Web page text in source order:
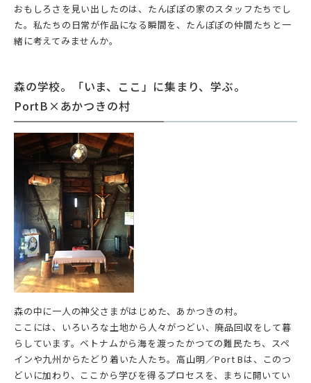
おもしろさを見い出したのは、たんぽぽの家のスタッフたちでし
た。私たちの日常が作品になる瞬間を、たんぽぽの仲間たちと一
緒に考えてみませんか。
森の学校。「いま、ここ」に集まり、学ぶ。
PortB×あかつきの村
森の中に一人の神父さまがはじめた、あかつきの村。
ここには、いろいろな土地から人々がつどい、廃品回収をして暮
らしています。ベトナムから海を渡ったかつての難民たち、スペ
インや九州からたどり着いた人たち。高山明／Port Bは、このつ
どいに加わり、ここから学びを得るプロセスを、まちに開いてい